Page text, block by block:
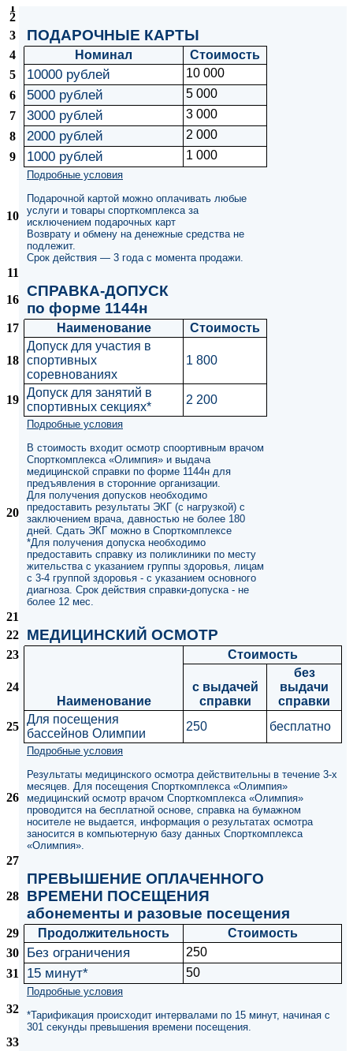
1
2
3
ПОДАРОЧНЫЕ КАРТЫ
4 Номинал
Стоимость
5
10000 рублей
10 000
6
5000 рублей
5 000
7
3000 рублей
3 000
8
2000 рублей
2 000
9
1000 рублей 1 000
10
Подробные условия
Подарочной картой можно оплачивать любые
услуги и товары спорткомплекса за
исключением подарочных карт
Возврату и обмену на денежные средства не
подлежит.
Срок действия — 3 года с момента продажи.
11
16
СПРАВКА-ДОПУСК
по форме 1144н
17 Наименование Стоимость
18
Допуск для участия в
спортивных
соревнованиях
1 800
19
Допуск для занятий в
спортивных секциях*
2 200
20
Подробные условия
В стоимость входит осмотр споортивным врачом
Спорткомплекса «Олимпия» и выдача
медицинской справки по форме 1144н для
предъявления в сторонние организации.
Для получения допусков необходимо
предоставить результаты ЭКГ (с нагрузкой) с
заключением врача, давностью не более 180
дней. Сдать ЭКГ можно в Спорткомплексе
*Для получения допуска необходимо
предоставить справку из поликлиники по месту
жительства с указанием группы здоровья, лицам
с 3-4 группой здоровья - с указанием основного
диагноза. Срок действия справки-допуска - не
более 12 мес.
21
22
МЕДИЦИНСКИЙ ОСМОТР
23
Наименование
Стоимость
24
с выдачей
справки
без
выдачи
справки
25
Для посещения
бассейнов Олимпии
250 бесплатно
26
Подробные условия
Результаты медицинского осмотра действительны в течение 3-х
месяцев. Для посещения Спорткомплекса «Олимпия»
медицинский осмотр врачом Спорткомплекса «Олимпия»
проводится на бесплатной основе, справка на бумажном
носителе не выдается, информация о результатах осмотра
заносится в компьютерную базу данных Спорткомплекса
«Олимпия».
27
28
ПРЕВЫШЕНИЕ ОПЛАЧЕННОГО
ВРЕМЕНИ ПОСЕЩЕНИЯ
абонементы и разовые посещения
29 Продолжительность
Стоимость
30
Без ограничения
250
31
15 минут* 50
32
Подробные условия
*Тарификация происходит интервалами по 15 минут, начиная с
301 секунды превышения времени посещения.
33